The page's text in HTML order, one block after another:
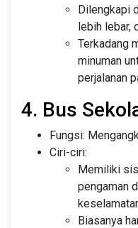
Dilengkapi
lebih lebar,
Terkadang
minuman
perjalanan
4. Bus
Fungsi:
Ciri-ciri:
Memiliki
pengaman
Biasanya